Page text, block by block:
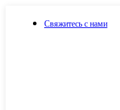
Свяжитесь с нами